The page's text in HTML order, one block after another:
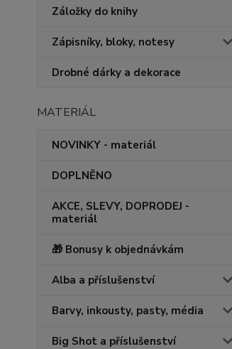
Záložky do knihy
Zápisníky, bloky, notesy
Drobné dárky a dekorace
MATERIÁL
NOVINKY - materiál
DOPLNĚNO
AKCE, SLEVY, DOPRODEJ -
materiál
🎁 Bonusy k objednávkám
Alba a příslušenství
Barvy, inkousty, pasty, média
Big Shot a příslušenství